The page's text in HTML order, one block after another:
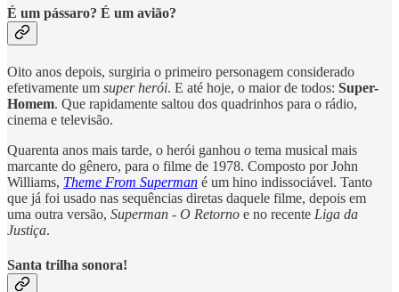
É um pássaro? É um avião?
Oito anos depois, surgiria o primeiro personagem considerado
efetivamente um super herói. E até hoje, o maior de todos: Super-
Homem. Que rapidamente saltou dos quadrinhos para o rádio,
cinema e televisão.
Quarenta anos mais tarde, o herói ganhou o tema musical mais
marcante do gênero, para o filme de 1978. Composto por John
Williams, Theme From Superman é um hino indissociável. Tanto
que já foi usado nas sequências diretas daquele filme, depois em
uma outra versão, Superman - O Retorno e no recente Liga da
Justiça.
Santa trilha sonora!